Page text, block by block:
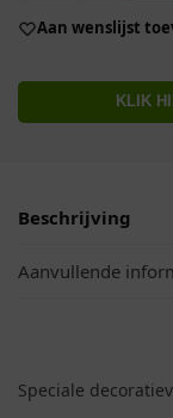
Aan wenslijst
KLIK
Beschrijving
Aanvullende
Speciale